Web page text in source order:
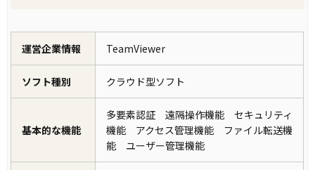
運営企業情報 TeamViewer
ソフト種別 クラウド型ソフト
基本的な機能
多要素認証 遠隔操作機能 セキュリティ
機能 アクセス管理機能 ファイル転送機
能 ユーザー管理機能